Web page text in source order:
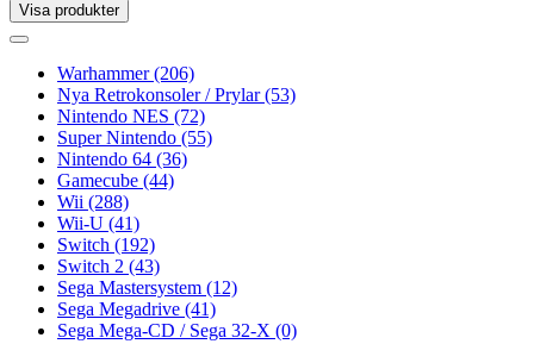
Visa produkter
Toggle
Toggle
navigationWarhammer(206)
Nya Retrokonsoler / Prylar(53)
Nintendo NES (72)
Super Nintendo (55)
Nintendo 64 (36)
Gamecube (44)
Wii (288)
Wii-U (41)
Switch (192)
Switch 2 (43)
Sega Mastersystem (12)
Sega Megadrive (41)
Sega Mega-CD / Sega 32-X (0)